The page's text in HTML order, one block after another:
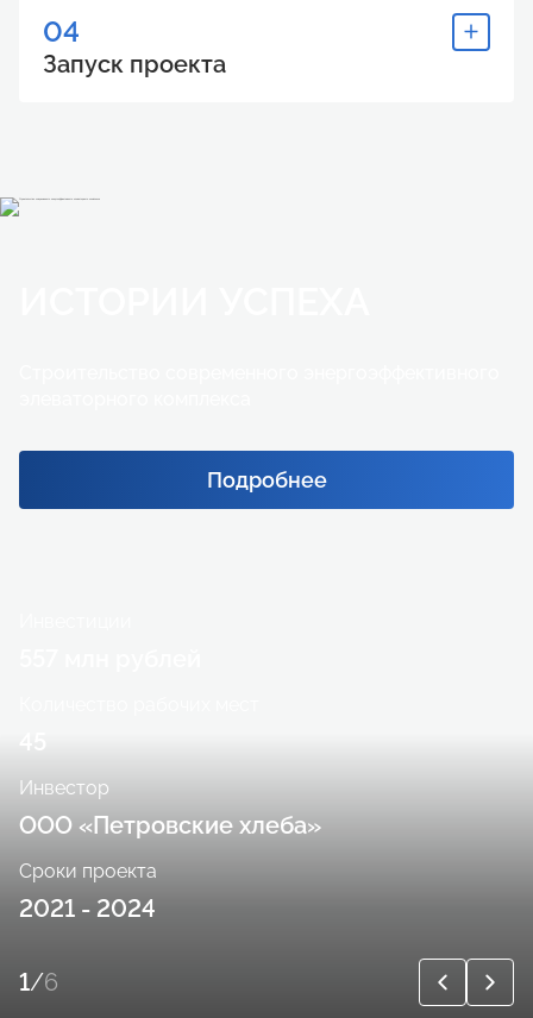
04
Запуск проекта
1/6
Подробнее
Инвестор
ООО «Петровские хлеба»
Сроки проекта
2021 - 2024